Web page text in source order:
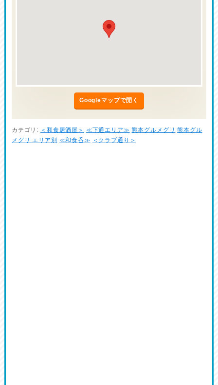
Googleマップで開く
カテゴリ: ＜和食居酒屋＞ ≪下通エリア≫ 熊本グルメグリ 熊本グル
メグリ エリア別
≪和食呑≫ ＜クラブ通り＞